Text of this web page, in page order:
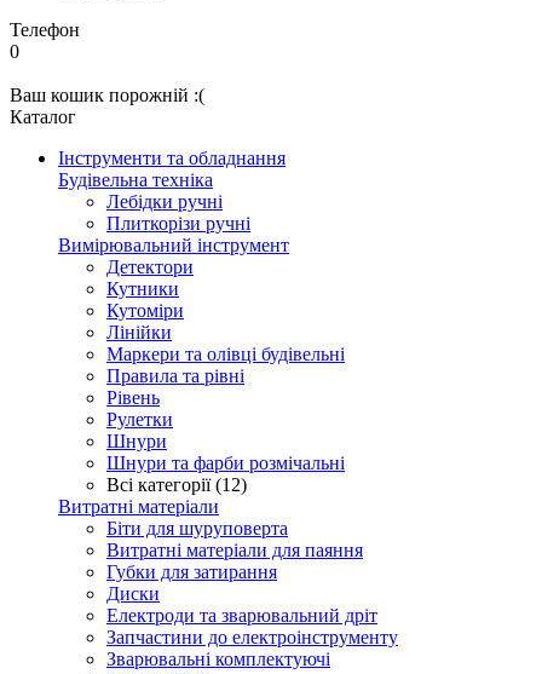
Телефон
0
Ваш кошик порожній :(
Каталог
Інструменти та обладнання
Будівельна техніка
Лебідки ручні
Плиткорізи ручні
Вимірювальний інструмент
Детектори
Кутники
Кутоміри
Лінійки
Маркери та олівці будівельні
Правила та рівні
Рівень
Рулетки
Шнури
Шнури та фарби розмічальні
Всі категорії (12)
Витратні матеріали
Біти для шуруповерта
Витратні матеріали для паяння
Губки для затирання
Диски
Електроди та зварювальний дріт
Запчастини до електроінструменту
Зварювальні комплектуючі